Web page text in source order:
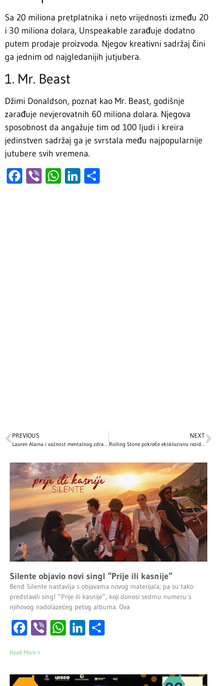
Sa 20 miliona pretplatnika i neto vrijednosti između 20
i 30 miliona dolara, Unspeakable zarađuje dodatno
putem prodaje proizvoda. Njegov kreativni sadržaj čini
ga jednim od najgledanijih jutjubera.
1. Mr. Beast
Džimi Donaldson, poznat kao Mr. Beast, godišnje
zarađuje nevjerovatnih 60 miliona dolara. Njegova
sposobnost da angažuje tim od 100 ljudi i kreira
jedinstven sadržaj ga je svrstala među najpopularnije
jutubere svih vremena.
Facebook
ViberWhatsApp
LinkedIn
PREVIOUS NEXT
Silente objavio novi singl “Prije ili kasnije”
Bend Silente nastavlja s objavama novog materijala, pa su tako
predstavili singl “Prije ili kasnije”, koji donosi sedmu numeru s
njihovog nadolazećeg petog albuma. Ova
Facebook
ViberWhatsApp
LinkedIn
Read More »